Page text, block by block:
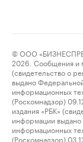
© ООО
2026. Сообщения и
(свидетельство о
выдано
информационных
(Роскомнадзор)
издания «РБК»
информации
информационных
(Роскомнадзор)